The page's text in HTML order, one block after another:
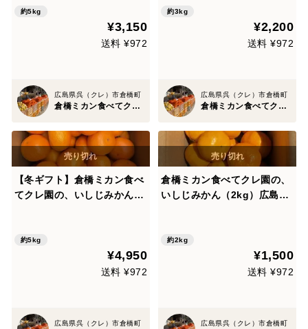
約5kg
¥3,150
送料 ¥972
広島県呉（クレ）市倉橋町
倉橋ミカン食べてクレ園
約3kg
¥2,200
送料 ¥972
広島県呉（クレ）市倉橋町
倉橋ミカン食べてクレ園
【冬ギフト】倉橋ミカン食べ
てクレ園の、いしじみかん
約5kg
¥4,950
送料 ¥972
広島県呉（クレ）市倉橋町
倉橋ミカン食べてクレ園の、
いしじみかん（2kg）広島
約2kg
¥1,500
送料 ¥972
広島県呉（クレ）市倉橋町